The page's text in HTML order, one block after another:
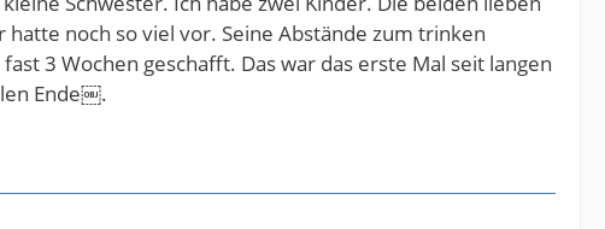
noch so viel vor. Seine Abstände zum trinken
3 Wochen geschafft. Das war das erste Mal seit langen
Ende￼.